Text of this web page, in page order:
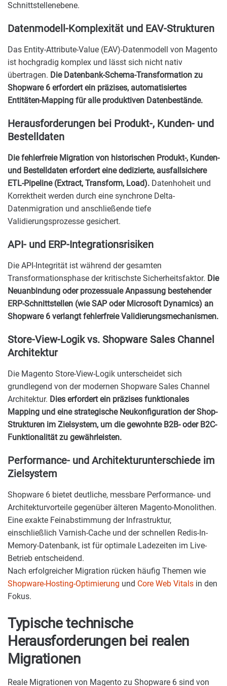
Schnittstellenebene.
Datenmodell-Komplexität und EAV-Strukturen
Das Entity-Attribute-Value (EAV)-Datenmodell von Magento
ist hochgradig komplex und lässt sich nicht nativ
übertragen. Die Datenbank-Schema-Transformation zu
Shopware 6 erfordert ein präzises, automatisiertes
Entitäten-Mapping für alle produktiven Datenbestände.
Herausforderungen bei Produkt-, Kunden- und
Bestelldaten
Die fehlerfreie Migration von historischen Produkt-, Kunden-
und Bestelldaten erfordert eine dedizierte, ausfallsichere
ETL-Pipeline (Extract, Transform, Load). Datenhoheit und
Korrektheit werden durch eine synchrone Delta-
Datenmigration und anschließende tiefe
Validierungsprozesse gesichert.
API- und ERP-Integrationsrisiken
Die API-Integrität ist während der gesamten
Transformationsphase der kritischste Sicherheitsfaktor. Die
Neuanbindung oder prozessuale Anpassung bestehender
ERP-Schnittstellen (wie SAP oder Microsoft Dynamics) an
Shopware 6 verlangt fehlerfreie Validierungsmechanismen.
Store-View-Logik vs. Shopware Sales Channel
Architektur
Die Magento Store-View-Logik unterscheidet sich
grundlegend von der modernen Shopware Sales Channel
Architektur. Dies erfordert ein präzises funktionales
Mapping und eine strategische Neukonfiguration der Shop-
Strukturen im Zielsystem, um die gewohnte B2B- oder B2C-
Funktionalität zu gewährleisten.
Performance- und Architekturunterschiede im
Zielsystem
Shopware 6 bietet deutliche, messbare Performance- und
Architekturvorteile gegenüber älteren Magento-Monolithen.
Eine exakte Feinabstimmung der Infrastruktur,
einschließlich Varnish-Cache und der schnellen Redis-In-
Memory-Datenbank, ist für optimale Ladezeiten im Live-
Betrieb entscheidend.
Nach erfolgreicher Migration rücken häufig Themen wie
Shopware-Hosting-Optimierung und Core Web Vitals in den
Fokus.
Typische technische
Herausforderungen bei realen
Migrationen
Reale Migrationen von Magento zu Shopware 6 sind von